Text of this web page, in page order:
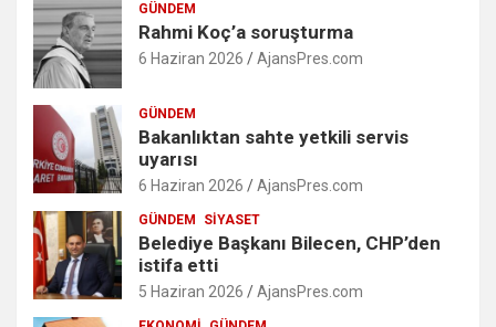
GÜNDEM
Rahmi Koç’a soruşturma
6 Haziran 2026 AjansPres.com
GÜNDEM
Bakanlıktan sahte yetkili servis
uyarısı
6 Haziran 2026 AjansPres.com
GÜNDEM SIYASET
Belediye Başkanı Bilecen, CHP’den
istifa etti
5 Haziran 2026 AjansPres.com